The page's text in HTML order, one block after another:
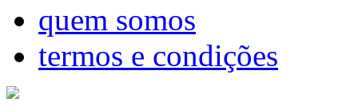
quem somos
termos e condições